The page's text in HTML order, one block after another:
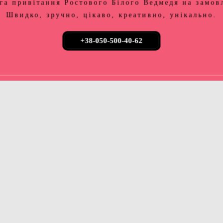
привітання Ростового Білого Ведмедя на
Швидко, зручно, цікаво, креативно, унікально.
+38-050-500-40-62